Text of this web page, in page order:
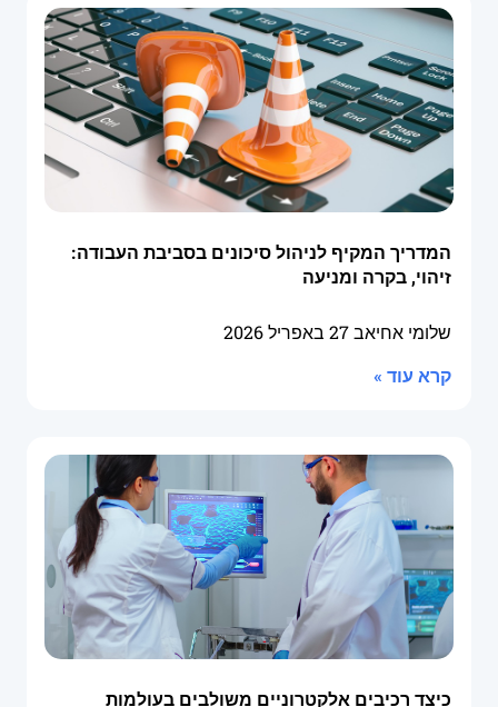
המדריך המקיף לניהול סיכונים בסביבת העבודה:
זיהוי, בקרה ומניעה
שלומי אחיאב27 באפריל 2026
קרא עוד »
כיצד רכיבים אלקטרוניים משולבים בעולמות